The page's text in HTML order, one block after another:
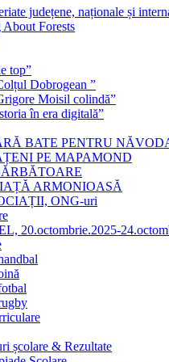
județene, naționale și
Forests
top”
Dobrogean ”
Moisil colindă”
în era digitală”
BATE PENTRU
PE MAPAMOND
ARMONIOASĂ
ONG-uri
20.octombrie.2025-
școlare & Rezultate